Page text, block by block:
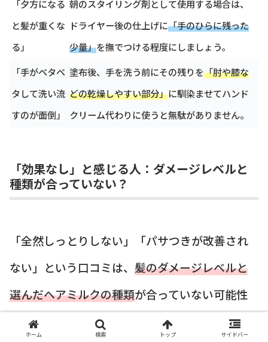
「夕方になる
と髪が重くな
る」
朝のスタイリング剤として使用する場合は、
ドライヤー後の仕上げに「手のひらに残った
少量」を撫でつける程度にしましょう。
「手がベタベ
タして洗い流
すのが面倒」
塗布後、手を洗う前にその残りを「肘や膝な
どの乾燥しやすい部分」に馴染ませてハンド
クリーム代わりに使うと無駄がありません。
「効果なし」と感じる人：ダメージレベルと
種類が合っていない？
「全然しっとりしない」「パサつきが改善され
ない」という口コミは、 髪のダメージレベルと
選んだヘアミルクの種類が合っていない可能性
があります。
ホーム 検索 トップ サイドバー